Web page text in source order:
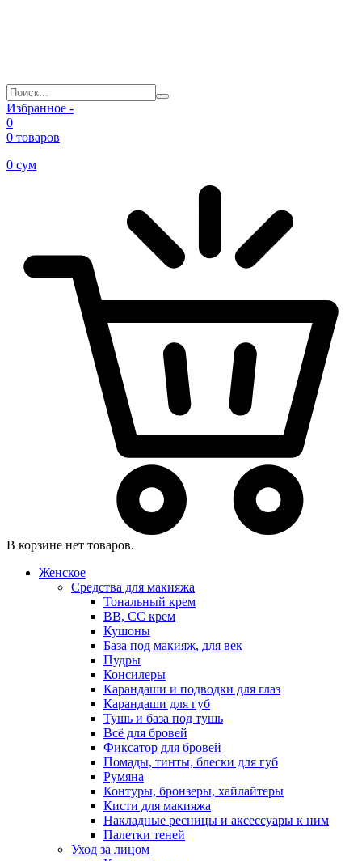
Избранное -
0
0 товаров
0 сум
В корзине нет товаров.
Женское
Средства для макияжа
Тональный крем
BB, CC крем
Кушоны
База под макияж, для век
Пудры
Консилеры
Карандаши и подводки для глаз
Карандаши для губ
Тушь и база под тушь
Всё для бровей
Фиксатор для бровей
Помады, тинты, блески для губ
Румяна
Контуры, бронзеры, хайлайтеры
Кисти для макияжа
Накладные ресницы и аксессуары к ним
Палетки теней
Уход за лицом